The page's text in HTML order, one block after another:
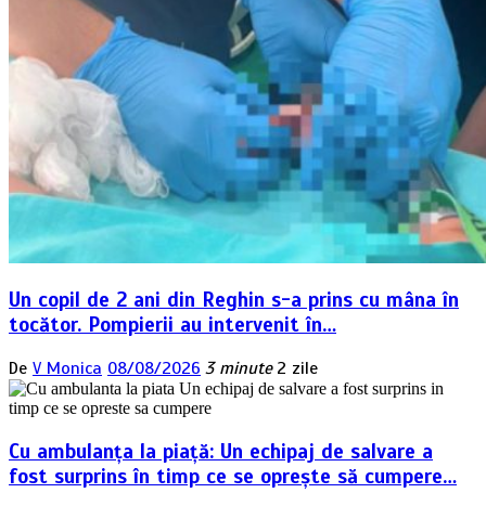
Un copil de 2 ani din Reghin s-a prins cu mâna în
tocător. Pompierii au intervenit în…
De V Monica 08/08/2026 3 minute 2 zile
Cu ambulanța la piață: Un echipaj de salvare a
fost surprins în timp ce se oprește să cumpere…